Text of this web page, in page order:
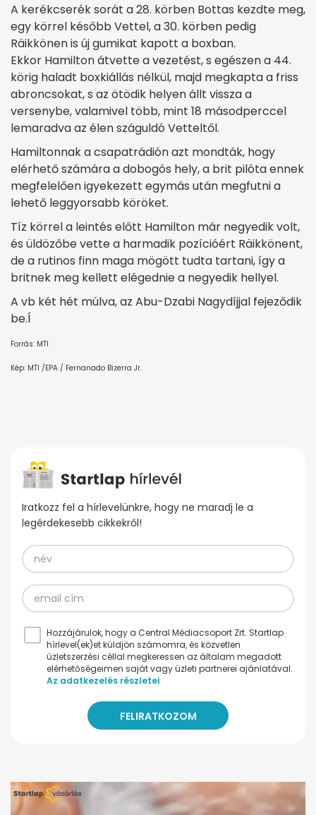
A kerékcserék sorát a 28. körben Bottas kezdte meg,
egy körrel később Vettel, a 30. körben pedig
Räikkönen is új gumikat kapott a boxban.
Ekkor Hamilton átvette a vezetést, s egészen a 44.
körig haladt boxkiállás nélkül, majd megkapta a friss
abroncsokat, s az ötödik helyen állt vissza a
versenybe, valamivel több, mint 18 másodperccel
lemaradva az élen száguldó Vetteltől.
Hamiltonnak a csapatrádión azt mondták, hogy
elérhető számára a dobogós hely, a brit pilóta ennek
megfelelően igyekezett egymás után megfutni a
lehető leggyorsabb köröket.
Tíz körrel a leintés előtt Hamilton már negyedik volt,
és üldözőbe vette a harmadik pozícióért Räikkönent,
de a rutinos finn maga mögött tudta tartani, így a
britnek meg kellett elégednie a negyedik hellyel.
A vb két hét múlva, az Abu-Dzabi Nagydíjjal fejeződik
be.Í
Forrás: MTI
Kép: MTI /EPA / Fernanado Bizerra Jr.
Iratkozz fel a hírlevelünkre, hogy ne maradj le a
legérdekesebb cikkekről!
Hozzájárulok, hogy a Central Médiacsoport Zrt. Startlap
hírlevel(ek)et küldjön számomra, és közvetlen
üzletszerzési céllal megkeressen az általam megadott
elérhetőségeimen saját vagy üzleti partnerei ajánlatával.
Az adatkezelés részletei